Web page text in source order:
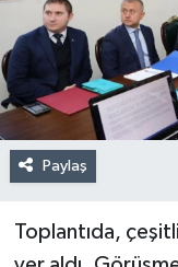
Paylaş
Toplantıda,